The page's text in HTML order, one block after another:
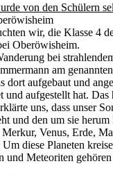
von den Schülern
wir, die Klasse 4
Oberöwisheim.
bei
am
dort aufgebaut und
und aufgestellt hat. Das
uns, dass unser
und den um sie herum
Venus, Erde,
diese Planeten
und Meteoriten